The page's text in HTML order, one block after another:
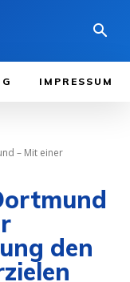
IMPRESSUM
– Mit einer
den